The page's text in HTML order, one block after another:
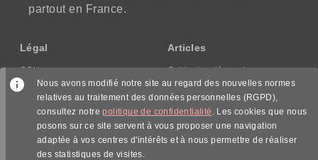
partout en France.
Légal
CGU
CGV/CPPS
Politique de confidentialité
Articles
Guide des démarches
Nous suivre
Nous avons modifié notre site au regard des nouvelles normes
relatives au traitement des données personnelles (RGPD),
consultez notrepolitique de confidentialité . Les cookies que nous
posons sur ce site servent à vous proposer une navigation
adaptée à vos centres d'intérêts et à nous permettre de réaliser
des statistiques de visites.